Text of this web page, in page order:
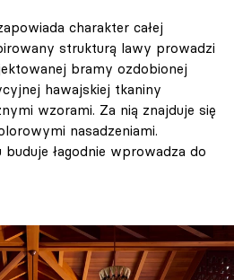
charakter całej
strukturą lawy prowadzi
bramy ozdobionej
hawajskiej tkaniny
wzorami. Za nią znajduje się
nasadzeniami.
łagodnie wprowadza do